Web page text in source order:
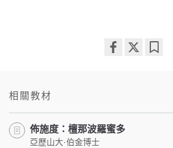
相關教材
佈施度：檀那波羅蜜多
亞歷山大·伯金博士